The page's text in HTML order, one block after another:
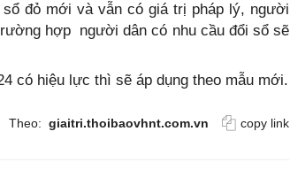
đỏ mới và vẫn có giá trị pháp lý, người
hợp người dân có nhu cầu đổi sổ sẽ
có hiệu lực thì sẽ áp dụng theo mẫu mới.
Theo: giaitri.thoibaovhnt.com.vn copy link